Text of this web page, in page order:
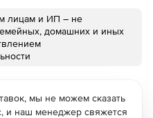
лицам и ИП – не
домашних и иных
мы не можем сказать
и наш менеджер свяжется